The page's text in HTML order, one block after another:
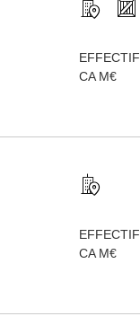
EFFECTIF
CA M€
EFFECTIF
CA M€